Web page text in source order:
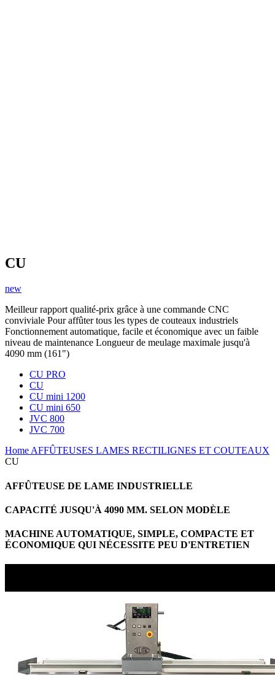
CU
new
Meilleur rapport qualité-prix grâce à une commande CNC
conviviale Pour affûter tous les types de couteaux industriels
Fonctionnement automatique, facile et économique avec un faible
niveau de maintenance Longueur de meulage maximale jusqu'à
4090 mm (161")
CU PRO
CU
CU mini 1200
CU mini 650
JVC 800
JVC 700
HomeAFFÛTEUSES LAMES RECTILIGNES ET COUTEAUX
CU
AFFÛTEUSE DE LAME INDUSTRIELLE
CAPACITÉ JUSQU'À 4090 MM. SELON MODÈLE
MACHINE AUTOMATIQUE, SIMPLE, COMPACTE ET
ÉCONOMIQUE QUI NÉCESSITE PEU D'ENTRETIEN